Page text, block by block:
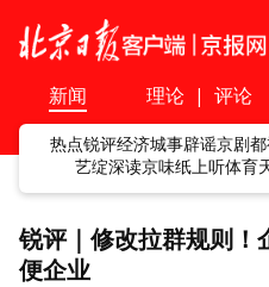
新闻 理论 | 评论
热点锐评经济城事辟谣京剧
艺绽深读京味纸上听体育
锐评｜修改拉群规则！
便企业